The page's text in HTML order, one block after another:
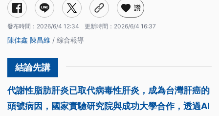
讚
發布時間： 2026/6/4 12:34 更新時間： 2026/6/4 16:37
陳佳鑫 陳昌維 / 綜合報導
代謝性脂肪肝炎已取代病毒性肝炎，成為台灣肝癌的
頭號病因，國家實驗研究院與成功大學合作，透過AI